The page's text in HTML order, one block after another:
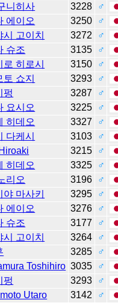
니히사 3228
♂
에이오 3250
♂
시 고이치 3272
♂
슈조 3135
♂
로 히로시 3150
♂
쇼지 3293
♂
펑 3287
♂
요시오 3225
♂
히데오 3327
♂
다케시 3103
♂
3215
♂
히데오 3325
♂
리오 3196
♂
야 마사키 3295
♂
에이오 3276
♂
슈조 3177
♂
시 고이치 3264
♂
3285
♂
Toshihiro 3035
♂
펑 3293
♂
Utaro 3142
♂